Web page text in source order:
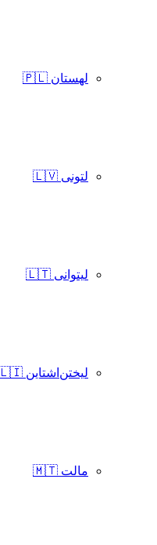
لهستان 🇵🇱
لتونی 🇱🇻
لیتوانی 🇱🇹
لیختن‌اشتاین 🇱🇮
مالت 🇲🇹